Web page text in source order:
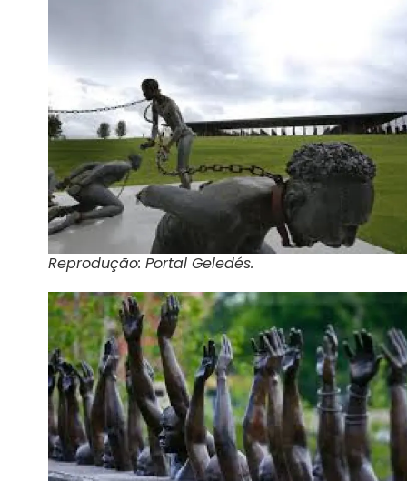
Reprodução: Portal Geledés.